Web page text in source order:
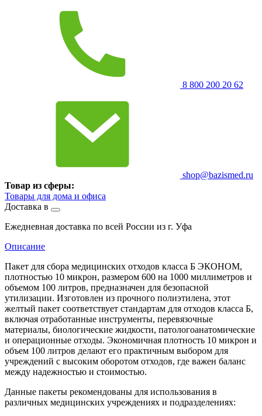
8 800 200 20 62
shop@bazismed.ru
Товар из сферы:
Товары для дома и офиса
Доставка в
Ежедневная доставка по всей России из г. Уфа
Описание
Пакет для сбора медицинских отходов класса Б ЭКОНОМ,
плотностью 10 микрон, размером 600 на 1000 миллиметров и
объемом 100 литров, предназначен для безопасной
утилизации. Изготовлен из прочного полиэтилена, этот
желтый пакет соответствует стандартам для отходов класса Б,
включая отработанные инструменты, перевязочные
материалы, биологические жидкости, патологоанатомические
и операционные отходы. Экономичная плотность 10 микрон и
объем 100 литров делают его практичным выбором для
учреждений с высоким оборотом отходов, где важен баланс
между надежностью и стоимостью.
Данные пакеты рекомендованы для использования в
различных медицинских учреждениях и подразделениях: